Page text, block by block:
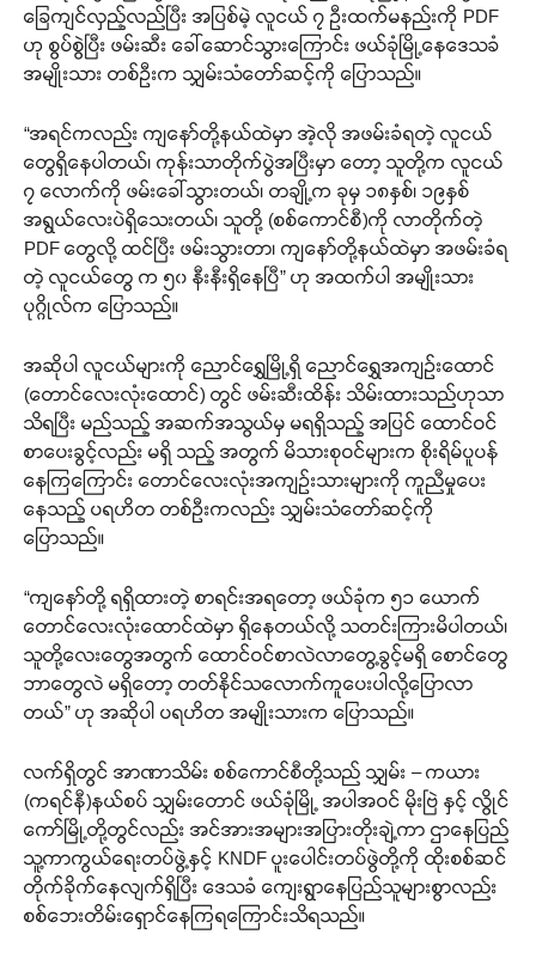
ခြေကျင်လှည့်လည်ပြီး အပြစ်မဲ့ လူငယ် ၇ ဦးထက်မနည်းကို PDF
ဟု စွပ်စွဲပြီး ဖမ်းဆီး ခေါ်ဆောင်သွားကြောင်း ဖယ်ခုံမြို့နေဒေသခံ
အမျိုးသား တစ်ဦးက သျှမ်းသံတော်ဆင့်ကို ပြောသည်။
“အရင်ကလည်း ကျနော်တို့နယ်ထဲမှာ အဲ့လို အဖမ်းခံရတဲ့ လူငယ်
တွေရှိနေပါတယ်၊ ကုန်းသာတိုက်ပွဲအပြီးမှာ တော့ သူတို့က လူငယ်
၇ လောက်ကို ဖမ်းခေါ်သွားတယ်၊ တချို့က ခုမှ ၁၈နှစ်၊ ၁၉နှစ်
အရွယ်လေးပဲရှိသေးတယ်၊ သူတို့ (စစ်ကောင်စီ)ကို လာတိုက်တဲ့
PDF တွေလို့ ထင်ပြီး ဖမ်းသွားတာ၊ ကျနော်တို့နယ်ထဲမှာ အဖမ်းခံရ
တဲ့ လူငယ်တွေ က ၅၀ နီးနီးရှိနေပြီ” ဟု အထက်ပါ အမျိုးသား
ပုဂ္ဂိုလ်က ပြောသည်။
အဆိုပါ လူငယ်များကို ညောင်ရွှေမြို့ရှိ ညောင်ရွှေအကျဉ်းထောင်
(တောင်လေးလုံးထောင်) တွင် ဖမ်းဆီးထိန်း သိမ်းထားသည်ဟုသာ
သိရပြီး မည်သည့် အဆက်အသွယ်မှ မရရှိသည့် အပြင် ထောင်ဝင်
စာပေးခွင့်လည်း မရှိ သည့် အတွက် မိသားစုဝင်များက စိုးရိမ်ပူပန်
နေကြကြောင်း တောင်လေးလုံးအကျဉ်းသားများကို ကူညီမှုပေး
နေသည့် ပရဟိတ တစ်ဦးကလည်း သျှမ်းသံတော်ဆင့်ကို
ပြောသည်။
“ကျနော်တို့ ရရှိထားတဲ့ စာရင်းအရတော့ ဖယ်ခုံက ၅၁ ယောက်
တောင်လေးလုံးထောင်ထဲမှာ ရှိနေတယ်လို့ သတင်းကြားမိပါတယ်၊
သူတို့လေးတွေအတွက် ထောင်ဝင်စာလဲလာတွေ့ခွင့်မရှိ စောင်တွေ
ဘာတွေလဲ မရှိတော့ တတ်နိုင်သလောက်ကူပေးပါလို့ပြောလာ
တယ်” ဟု အဆိုပါ ပရဟိတ အမျိုးသားက ပြောသည်။
လက်ရှိတွင် အာဏာသိမ်း စစ်ကောင်စီတို့သည် သျှမ်း – ကယား
(ကရင်နီ)နယ်စပ် သျှမ်းတောင် ဖယ်ခုံမြို့ အပါအဝင် မိုးဗြဲ နှင့် လွိုင်
ကော်မြို့တို့တွင်လည်း အင်အားအများအပြားတိုးချဲ့ကာ ဌာနေပြည်
သူ့ကာကွယ်ရေးတပ်ဖွဲ့နှင့် KNDF ပူးပေါင်းတပ်ဖွဲတို့ကို ထိုးစစ်ဆင်
တိုက်ခိုက်နေလျက်ရှိပြီး ဒေသခံ ကျေးရွာနေပြည်သူများစွာလည်း
စစ်ဘေးတိမ်းရှောင်နေကြရကြောင်းသိရသည်။